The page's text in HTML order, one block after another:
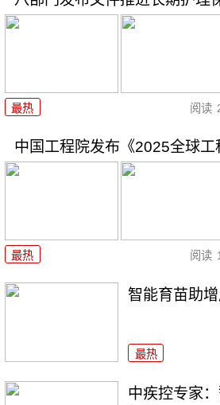
最热 阅读
中国工程院发布《2025全球工
最热 阅读
智能育苗助
最热
中疾控专家